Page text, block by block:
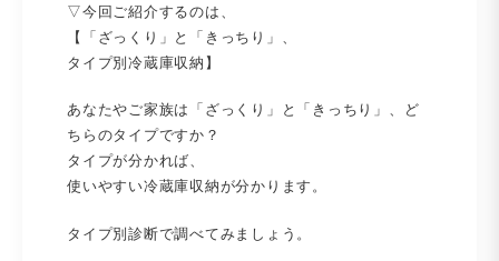
▽今回ご紹介するのは、
【「ざっくり」と「きっちり」、
タイプ別冷蔵庫収納】
あなたやご家族は「ざっくり」と「きっちり」、ど
ちらのタイプですか？
タイプが分かれば、
使いやすい冷蔵庫収納が分かります。
タイプ別診断で調べてみましょう。